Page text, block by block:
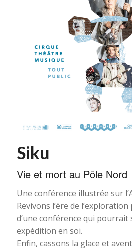
Siku
Vie et mort au Pôle Nord
Une conférence illustrée sur
Revivons l’ère de
d’une conférence qui pourrait
expédition en soi.
Enfin, cassons la glace et